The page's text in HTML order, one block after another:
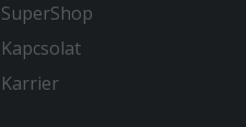
SuperShop
Kapcsolat
Karrier